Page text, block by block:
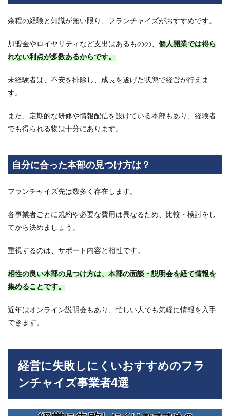
余程の経験と知識が無い限り、フランチャイズがおすすめです。
加盟金やロイヤリティなど支出はあるものの、 個人開業では得ら
れない利点が多数あるからです。
未経験者は、不安を排除し、成長を遂げた状態で経営が行えま
す。
また、定期的な研修や情報配信を設けている本部もあり、経験者
でも得られる物は十分にあります。
自分に合った本部の見つけ方は？
フランチャイズ先は数多く存在します。
各事業者ごとに規約や必要な費用は異なるため、比較・検討をし
てから決めましょう。
重視するのは、サポート内容と相性です。
相性の良い本部の見つけ方は、本部の面談・説明会を経て情報を
集めることです。
近年はオンライン説明会もあり、忙しい人でも気軽に情報を入手
できます。
経営に失敗しにくいおすすめのフラ
ンチャイズ事業者4選